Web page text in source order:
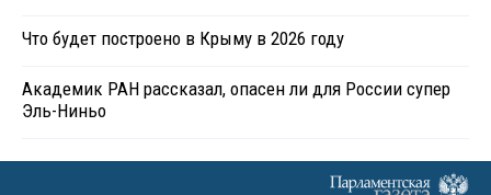
Что будет построено в Крыму в 2026 году
Академик РАН рассказал, опасен ли для России супер
Эль-Ниньо